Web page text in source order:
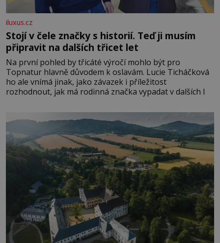
iluxus.cz
Stojí v čele značky s historií. Teď ji musím
připravit na dalších třicet let
Na první pohled by třicáté výročí mohlo být pro
Topnatur hlavně důvodem k oslavám. Lucie Ticháčková
ho ale vnímá jinak, jako závazek i příležitost
rozhodnout, jak má rodinná značka vypadat v dalších l